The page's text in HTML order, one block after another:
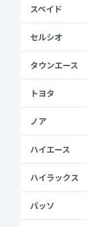
スペイド
セルシオ
タウンエース
トヨタ
ノア
ハイエース
ハイラックス
パッソ